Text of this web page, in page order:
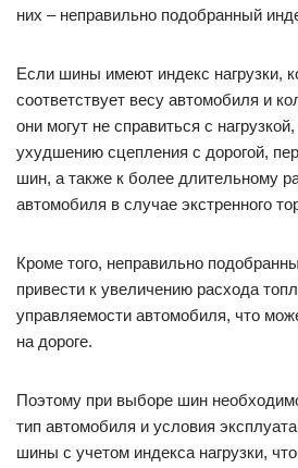
них – неправильно подобранный
Если шины имеют индекс нагрузки,
соответствует весу автомобиля и
они могут не справиться с
ухудшению сцепления с дорогой,
шин, а также к более длительному
автомобиля в случае экстренного
Кроме того, неправильно
привести к увеличению расхода
управляемости автомобиля, что
на дороге.
Поэтому при выборе шин
тип автомобиля и условия
шины с учетом индекса нагрузки,